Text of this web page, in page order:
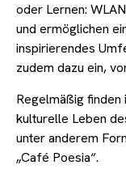
oder Lernen:
und ermöglichen
inspirierendes
zudem dazu ein,
Regelmäßig
kulturelle Leben
unter anderem
„Café Poesia“.